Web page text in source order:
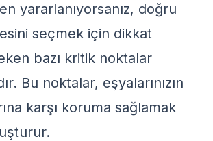
yararlanıyorsanız, doğru
seçmek için dikkat
bazı kritik noktalar
Bu noktalar, eşyalarınızın
karşı koruma sağlamak